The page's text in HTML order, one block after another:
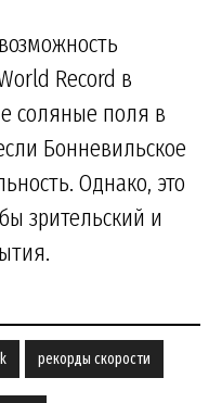
Record в
соляные поля в
Бонневильское
Однако, это
зрительский и
рекорды скорости